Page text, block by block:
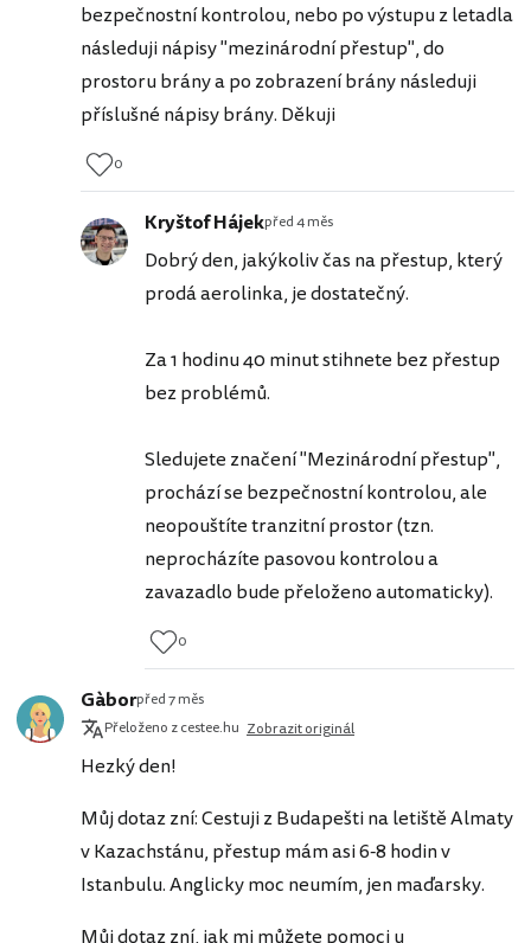
bezpečnostní kontrolou, nebo po výstupu z letadla
následuji nápisy "mezinárodní přestup", do
prostoru brány a po zobrazení brány následuji
příslušné nápisy brány. Děkuji
0
Kryštof Hájekpřed 4 měs
Dobrý den, jakýkoliv čas na přestup, který
prodá aerolinka, je dostatečný.
Za 1 hodinu 40 minut stihnete bez přestup
bez problémů.
Sledujete značení "Mezinárodní přestup",
prochází se bezpečnostní kontrolou, ale
neopouštíte tranzitní prostor (tzn.
neprocházíte pasovou kontrolou a
zavazadlo bude přeloženo automaticky).
0
Gàborpřed 7 měs
Přeloženo z cestee.hu Zobrazit originál
Hezký den!
Můj dotaz zní: Cestuji z Budapešti na letiště Almaty
v Kazachstánu, přestup mám asi 6-8 hodin v
Istanbulu. Anglicky moc neumím, jen maďarsky.
Můj dotaz zní, jak mi můžete pomoci u